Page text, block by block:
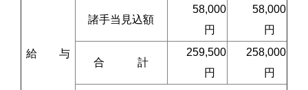
給 与
諸手当見込額
58,000
円
58,000
円
合 計
259,500
円
258,000
円